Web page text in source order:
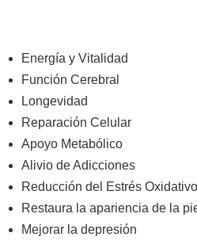
Energía y Vitalidad
Función Cerebral
Longevidad
Reparación Celular
Apoyo Metabólico
Alivio de Adicciones
Reducción del Estrés Oxidativo
Restaura la apariencia de la
Mejorar la depresión